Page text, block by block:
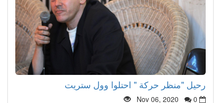
رحيل "منظر حركة " احتلوا وول ستريت
Nov 06, 2020 0